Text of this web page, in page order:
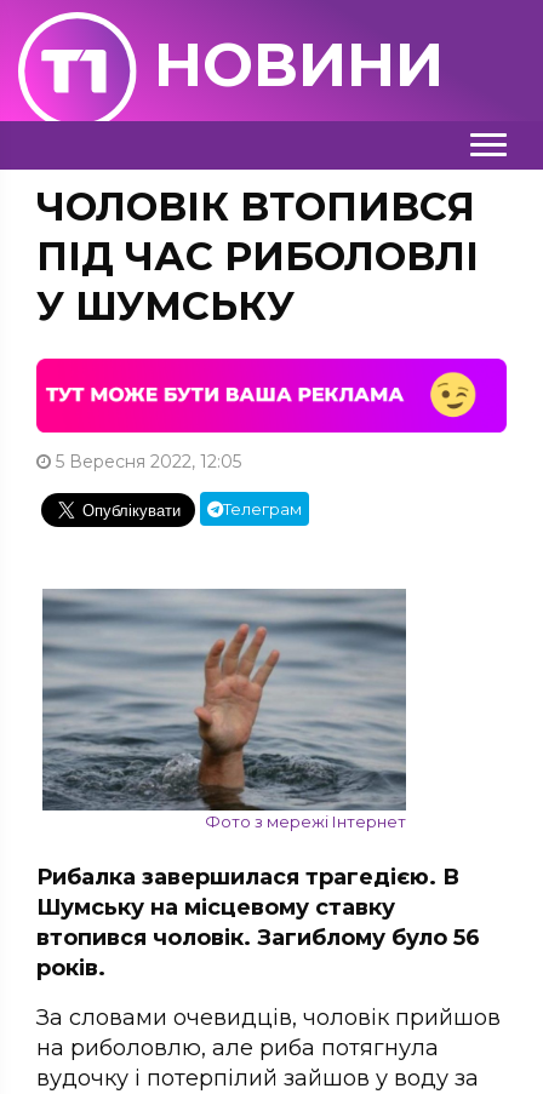
НОВИНИ
ЧОЛОВІК ВТОПИВСЯ
ПІД ЧАС РИБОЛОВЛІ
У ШУМСЬКУ
5 Вересня 2022, 12:05
Телеграм
Фото з мережі Інтернет
Рибалка завершилася трагедією. В
Шумську на місцевому ставку
втопився чоловік. Загиблому було 56
років.
За словами очевидців, чоловік прийшов
на риболовлю, але риба потягнула
вудочку і потерпілий зайшов у воду за